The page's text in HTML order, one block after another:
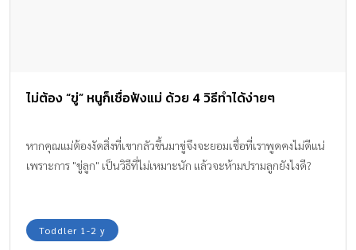
ไม่ต้อง “ขู่” หนูก็เชื่อฟังแม่ ด้วย 4 วิธีทำได้ง่ายๆ
หากคุณแม่ต้องงัดสิ่งที่เขากลัวขึ้นมาขู่จึงจะยอมเชื่อที่เราพูดคงไม่ดีแน่
เพราะการ "ขู่ลูก" เป็นวิธีที่ไม่เหมาะนัก แล้วจะห้ามปรามลูกยังไงดี?
Toddler 1-2 y